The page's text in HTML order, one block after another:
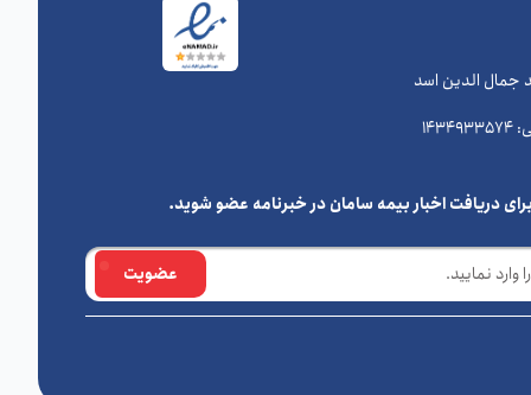
جمال الدین اسد
برای دریافت اخبار بیمه سامان در خبرنامه عضو شوید.
عضویت